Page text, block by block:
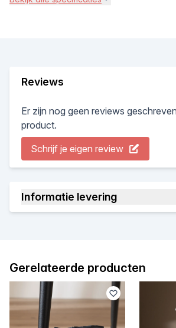
Reviews
Er zijn nog geen reviews
product.
Schrijf je eigen review
Informatie levering
Gerelateerde producten